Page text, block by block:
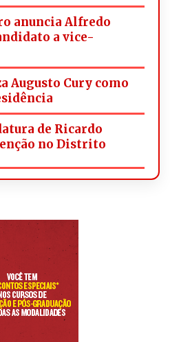
anuncia Alfredo
a vice-
Augusto Cury como
de Ricardo
no Distrito